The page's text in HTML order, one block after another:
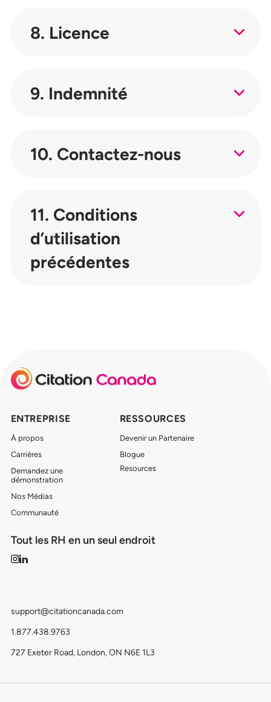
8. Licence
9. Indemnité
10. Contactez-nous
11. Conditions
d’utilisation
précédentes
ENTREPRISE
À propos
Carrières
Demandez une
démonstration
Nos Médias
Communauté
RESSOURCES
Devenir un Partenaire
Blogue
Resources
Tout les RH en un seul endroit
support@citationcanada.com
1.877.438.9763
727 Exeter Road, London, ON N6E 1L3